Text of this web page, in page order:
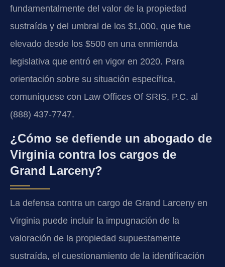
fundamentalmente del valor de la propiedad
sustraída y del umbral de los $1,000, que fue
elevado desde los $500 en una enmienda
legislativa que entró en vigor en 2020. Para
orientación sobre su situación específica,
comuníquese con Law Offices Of SRIS, P.C. al
(888) 437-7747.
¿Cómo se defiende un abogado de
Virginia contra los cargos de
Grand Larceny?
La defensa contra un cargo de Grand Larceny en
Virginia puede incluir la impugnación de la
valoración de la propiedad supuestamente
sustraída, el cuestionamiento de la identificación